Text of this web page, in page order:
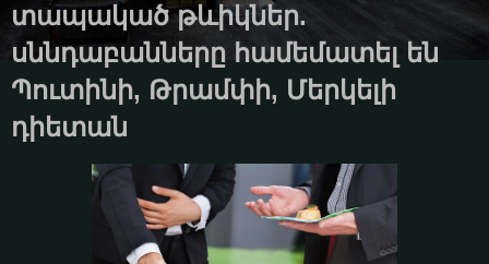
տապակած թևիկներ.
սննդաբանները համեմատել են
Պուտինի, Թրամփի, Մերկելի
դիետան